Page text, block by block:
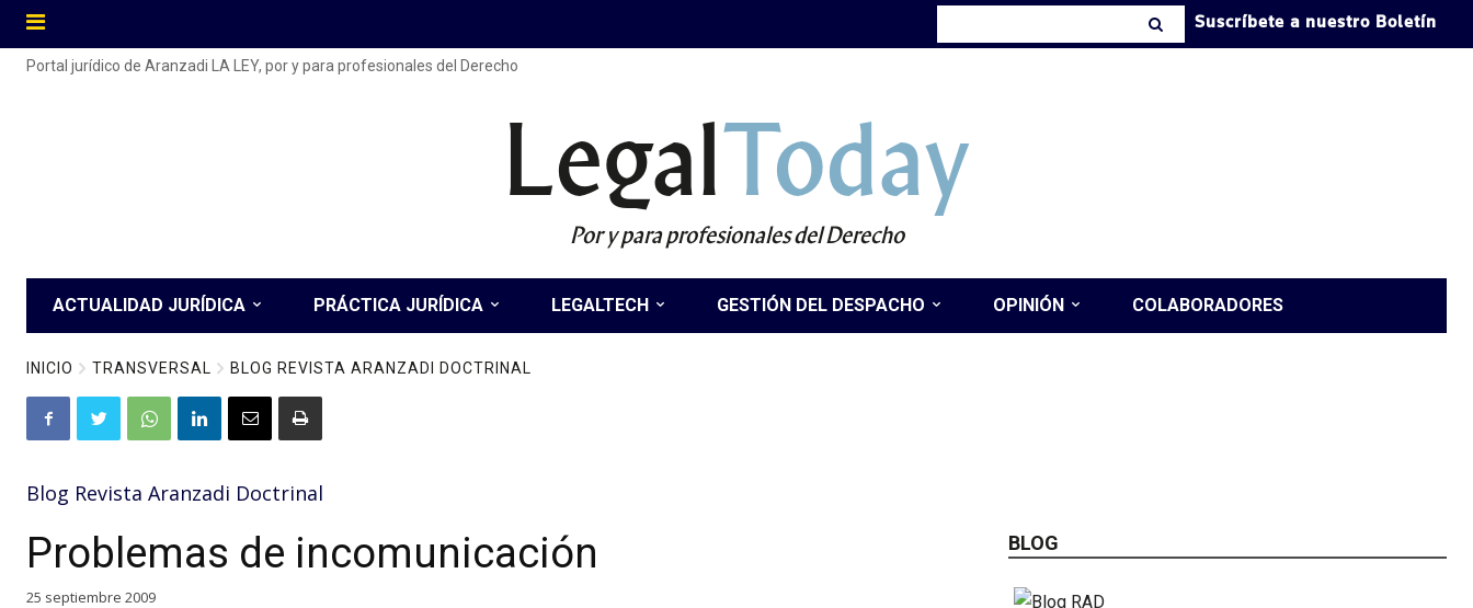
Suscríbete a nuestro Boletín
Portal jurídico de Aranzadi LA LEY, por y para profesionales del Derecho
LegalToday
Por y para profesionales del Derecho
ACTUALIDAD JURÍDICA PRÁCTICA JURÍDICA LEGALTECH GESTIÓN DEL DESPACHO OPINIÓN COLABORADORES
INICIO TRANSVERSAL BLOG REVISTA ARANZADI DOCTRINAL
Blog Revista Aranzadi Doctrinal
Problemas de incomunicación
25 septiembre 2009
BLOG